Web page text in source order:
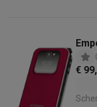
€